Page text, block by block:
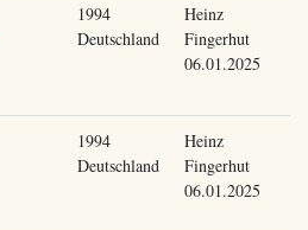
1994
Deutschland
Heinz
Fingerhut
06.01.2025
1994
Deutschland
Heinz
Fingerhut
06.01.2025